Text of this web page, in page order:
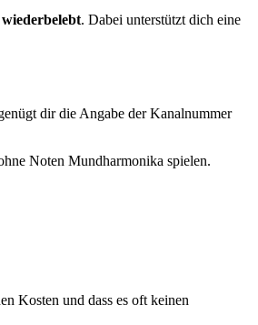
. Dabei unterstützt dich eine
dir die Angabe der Kanalnummer
Noten Mundharmonika spielen.
Kosten und dass es oft keinen